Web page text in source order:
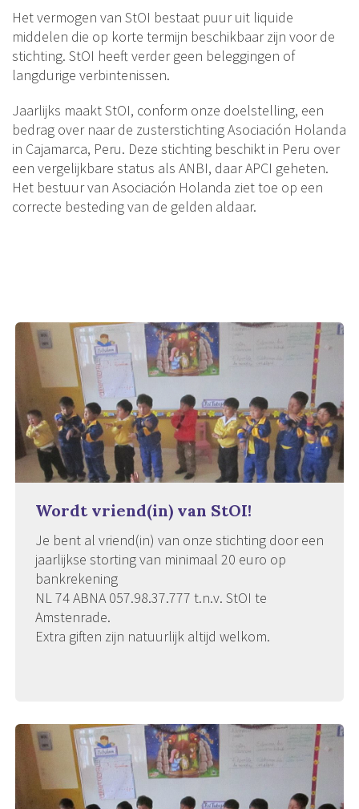
Het vermogen van StOI bestaat puur uit liquide
middelen die op korte termijn beschikbaar zijn voor de
stichting. StOI heeft verder geen beleggingen of
langdurige verbintenissen.
Jaarlijks maakt StOI, conform onze doelstelling, een
bedrag over naar de zusterstichting Asociación Holanda
in Cajamarca, Peru. Deze stichting beschikt in Peru over
een vergelijkbare status als ANBI, daar APCI geheten.
Het bestuur van Asociación Holanda ziet toe op een
correcte besteding van de gelden aldaar.
Wordt vriend(in) van StOI!
Je bent al vriend(in) van onze stichting door een
jaarlijkse storting van minimaal 20 euro op
bankrekening
NL 74 ABNA 057.98.37.777 t.n.v. StOI te
Amstenrade.
Extra giften zijn natuurlijk altijd welkom.